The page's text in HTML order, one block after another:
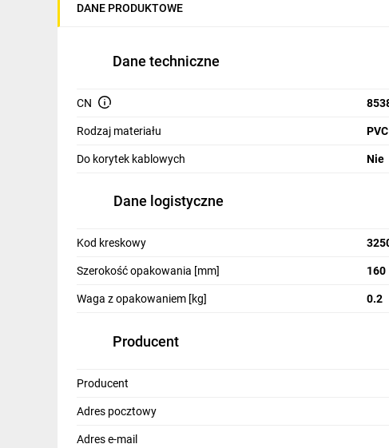
Dom i ogród
Odzież ochronna i BHP
Inne
Budowa i Remont
Elektronika
Smart home
DANE PRODUKTOWE
Dane techniczne
CN
Rodzaj materiału PVC
Do korytek kablowych Nie
Dane logistyczne
Kod kreskowy
Szerokość opakowania [mm] 160
Waga z opakowaniem [kg] 0.2
Producent
Producent
Adres pocztowy
Adres e-mail